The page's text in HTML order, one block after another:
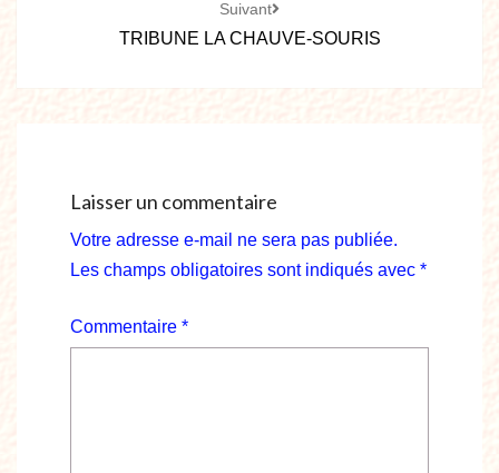
Suivant
TRIBUNE LA CHAUVE-SOURIS
Laisser un commentaire
Votre adresse e-mail ne sera pas publiée.
Les champs obligatoires sont indiqués avec *
Commentaire *